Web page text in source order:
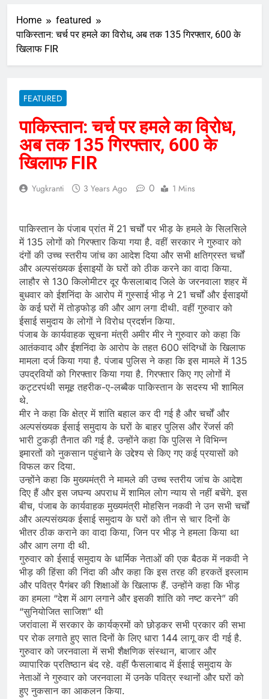
Home
featured
पाकिस्तान: चर्च पर हमले का विरोध, अब तक 135 गिरफ्तार, 600 के
खिलाफ FIR
FEATURED
पाकिस्तान: चर्च पर हमले का विरोध,
अब तक 135 गिरफ्तार, 600 के
खिलाफ FIR
Yugkranti 3 Years Ago 0 1 Mins
पाकिस्तान के पंजाब प्रांत में 21 चर्चों पर भीड़ के हमले के सिलसिले
में 135 लोगों को गिरफ्तार किया गया है. वहीं सरकार ने गुरुवार को
दंगों की उच्च स्तरीय जांच का आदेश दिया और सभी क्षतिग्रस्त चर्चों
और अल्पसंख्यक ईसाइयों के घरों को ठीक करने का वादा किया.
लाहौर से 130 किलोमीटर दूर फैसलाबाद जिले के जरनवाला शहर में
बुधवार को ईशनिंदा के आरोप में गुस्साई भीड़ ने 21 चर्चों और ईसाइयों
के कई घरों में तोड़फोड़ की और आग लगा दीथी. वहीं गुरुवार को
ईसाई समुदाय के लोगों ने विरोध प्रदर्शन किया.
पंजाब के कार्यवाहक सूचना मंत्री अमीर मीर ने गुरुवार को कहा कि
आतंकवाद और ईशनिंदा के आरोप के तहत 600 संदिग्धों के खिलाफ
मामला दर्ज किया गया है. पंजाब पुलिस ने कहा कि इस मामले में 135
उपद्रवियों को गिरफ्तार किया गया है. गिरफ्तार किए गए लोगों में
कट्टरपंथी समूह तहरीक-ए-लब्बैक पाकिस्तान के सदस्य भी शामिल
थे.
मीर ने कहा कि क्षेत्र में शांति बहाल कर दी गई है और चर्चों और
अल्पसंख्यक ईसाई समुदाय के घरों के बाहर पुलिस और रेंजर्स की
भारी टुकड़ी तैनात की गई है. उन्होंने कहा कि पुलिस ने विभिन्न
इमारतों को नुकसान पहुंचाने के उद्देश्य से किए गए कई प्रयासों को
विफल कर दिया.
उन्होंने कहा कि मुख्यमंत्री ने मामले की उच्च स्तरीय जांच के आदेश
दिए हैं और इस जघन्य अपराध में शामिल लोग न्याय से नहीं बचेंगे. इस
बीच, पंजाब के कार्यवाहक मुख्यमंत्री मोहसिन नकवी ने उन सभी चर्चों
और अल्पसंख्यक ईसाई समुदाय के घरों को तीन से चार दिनों के
भीतर ठीक कराने का वादा किया, जिन पर भीड़ ने हमला किया था
और आग लगा दी थी.
गुरुवार को ईसाई समुदाय के धार्मिक नेताओं की एक बैठक में नकवी ने
भीड़ की हिंसा की निंदा की और कहा कि इस तरह की हरकतें इस्लाम
और पवित्र पैगंबर की शिक्षाओं के खिलाफ हैं. उन्होंने कहा कि भीड़
का हमला “देश में आग लगाने और इसकी शांति को नष्ट करने” की
“सुनियोजित साजिश” थी
जरांवाला में सरकार के कार्यक्रमों को छोड़कर सभी प्रकार की सभा
पर रोक लगाते हुए सात दिनों के लिए धारा 144 लागू कर दी गई है.
गुरुवार को जरनवाला में सभी शैक्षणिक संस्थान, बाजार और
व्यापारिक प्रतिष्ठान बंद रहे. वहीं फैसलाबाद में ईसाई समुदाय के
नेताओं ने गुरुवार को जरनवाला में उनके पवित्र स्थानों और घरों को
हुए नुकसान का आकलन किया.